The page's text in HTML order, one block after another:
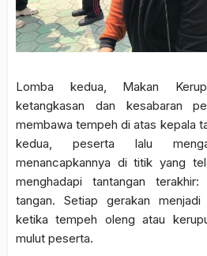
Lomba kedua, Makan
ketangkasan dan kesabaran
membawa tempeh di atas kepala
kedua, peserta lalu
menancapkannya di titik yang
menghadapi tantangan
tangan. Setiap gerakan
ketika tempeh oleng atau
mulut peserta.